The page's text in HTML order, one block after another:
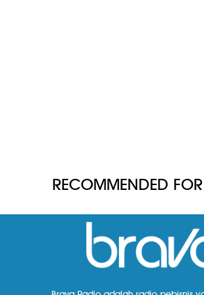
RECOMMENDED